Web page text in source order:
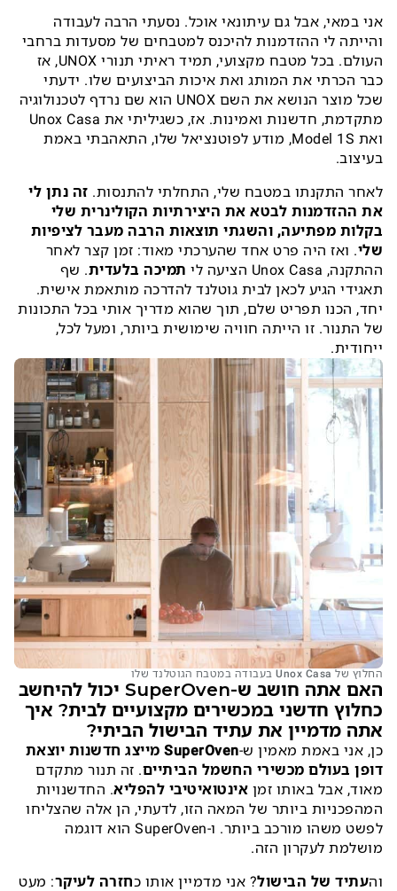
אני במאי, אבל גם עיתונאי אוכל. נסעתי הרבה לעבודה
והייתה לי ההזדמנות להיכנס למטבחים של מסעדות ברחבי
העולם. בכל מטבח מקצועי, תמיד ראיתי תנורי UNOX, אז
כבר הכרתי את המותג ואת איכות הביצועים שלו. ידעתי
שכל מוצר הנושא את השם UNOX הוא שם נרדף לטכנולוגיה
מתקדמת, חדשנות ואמינות. אז, כשגיליתי את Unox Casa
ואת Model 1S, מודע לפוטנציאל שלו, התאהבתי באמת
בעיצוב.
לאחר התקנתו במטבח שלי, התחלתי להתנסות. זה נתן לי
את ההזדמנות לבטא את היצירתיות הקולינרית שלי
בקלות מפתיעה, והשגתי תוצאות הרבה מעבר לציפיות
שלי. ואז היה פרט אחד שהערכתי מאוד: זמן קצר לאחר
ההתקנה, Unox Casa הציעה לי
תמיכה בלעדית. שף
תאגידי הגיע לכאן לבית גוטלנד להדרכה מותאמת אישית.
יחד, הכנו תפריט שלם, תוך שהוא מדריך אותי בכל התכונות
של התנור. זו הייתה חוויה שימושית ביותר, ומעל לכל,
ייחודית.
החלוץ של Unox Casa בעבודה במטבח הגוטלנד שלו
האם אתה חושב ש-SuperOven יכול להיחשב
כחלוץ חדשני במכשירים מקצועיים לבית? איך
אתה מדמיין את עתיד הבישול הביתי?
כן, אני באמת מאמין ש-
SuperOven מייצג חדשנות יוצאת
דופן בעולם מכשירי החשמל הביתיים. זה תנור מתקדם
מאוד, אבל באותו זמן אינטואיטיבי להפליא. החדשנויות
המהפכניות ביותר של המאה הזו, לדעתי, הן אלה שהצליחו
לפשט משהו מורכב ביותר. ו-SuperOven הוא דוגמה
מושלמת לעקרון הזה.
והעתיד של הבישול? אני מדמיין אותו כחזרה לעיקר: מעט